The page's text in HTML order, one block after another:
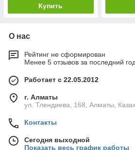
Купить
О нас
Рейтинг не сформирован
Менее 5 отзывов за последний
Работает с 22.05.2012
г. Алматы
ул. Тлендиева, 168, Алматы,
Контакты
Сегодня выходной
Показать весь график работы